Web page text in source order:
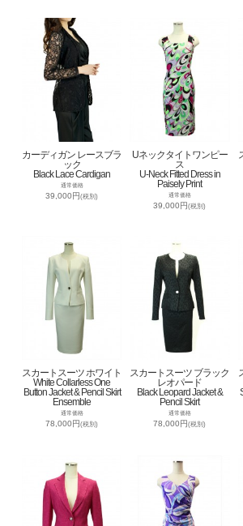
カーディガン レースブラ
ック
Black Lace Cardigan
通常価格
39,000円(税別)
Uネックタイトワンピー
ス
U-Neck Fitted Dress in
Paisely Print
通常価格
39,000円(税別)
スカートスーツ ホワイト
White Collarless One
Button Jacket & Pencil Skirt
Ensemble
通常価格
78,000円(税別)
スカートスーツ ブラック
レオパード
Black Leopard Jacket &
Pencil Skirt
通常価格
78,000円(税別)